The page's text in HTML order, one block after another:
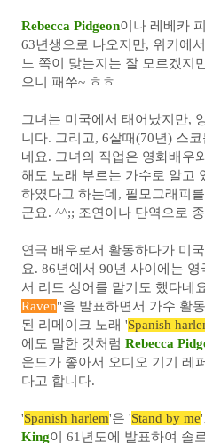
Rebecca Pidgeon이나 레베카
63년생으로 나오지만, 위키에
느 쪽이 맞는지는 잘 모르겠지
으니 패쑤~ ㅎㅎ
그녀는 미국에서 태어났지만,
니다. 그리고, 6살때(70년) 스
네요. 그녀의 직업은 영화배우
해도 노래 부르는 가수로 알고
하였다고 하는데, 필모그래피
군요. ^^;; 조연이나 단역으로
연극 배우로서 활동하다가 미
요. 86년에서 90년 사이에는 영
서 리드 싱어를 맡기도 했다네
Raven"을 발표하면서 가수 활
된 리메이크 노래 'Spanish
에도 말한 것처럼 Rebecca
운드가 좋아서 오디오 기기 레
다고 합니다.
'Spanish harlem'은 'Stand by me'
King이 61년도에 발표하여 솔